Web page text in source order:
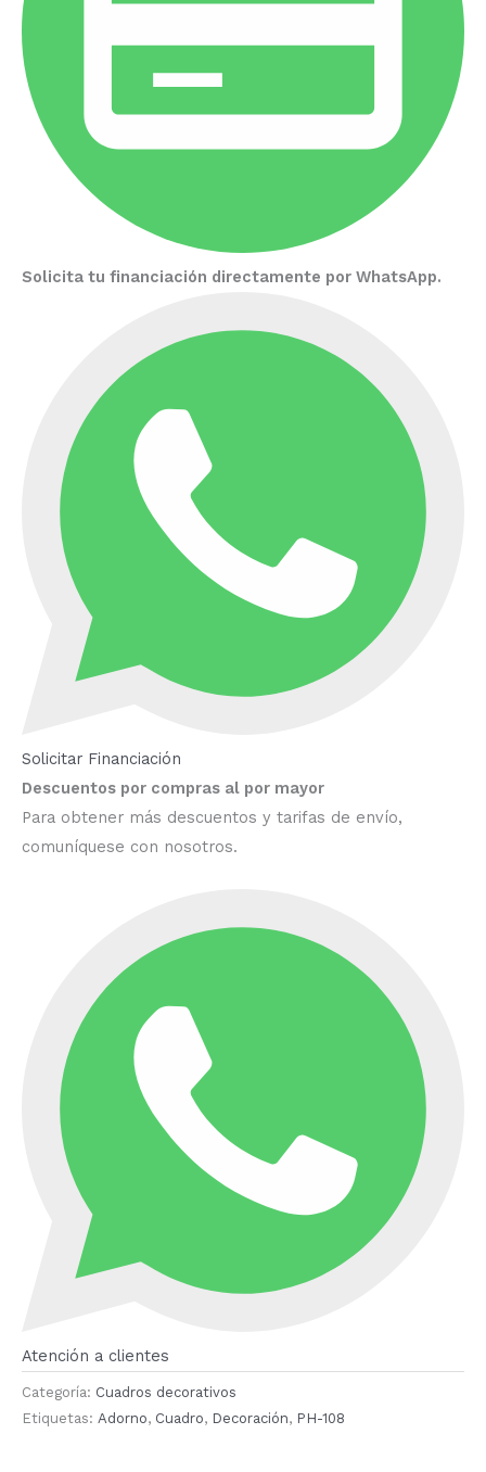
Solicita tu financiación directamente por WhatsApp.
Solicitar Financiación
Descuentos por compras al por mayor
Para obtener más descuentos y tarifas de envío,
comuníquese con nosotros.
Atención a clientes
Categoría: Cuadros decorativos
Etiquetas: Adorno, Cuadro, Decoración, PH-108